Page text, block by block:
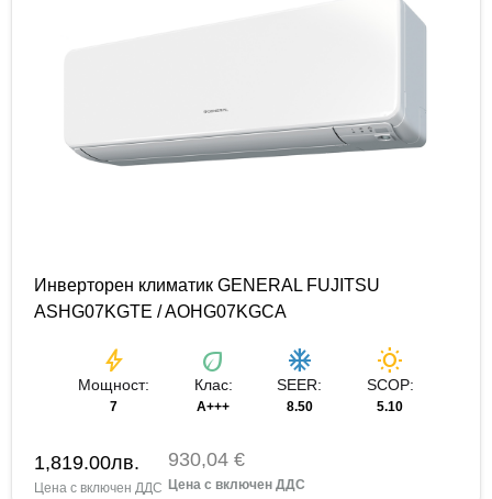
Инверторен климатик GENERAL FUJITSU
ASHG07KGTE / AOHG07KGCA
bolt
Мощност:
7
eco
Клас:
A+++
ac_unit
SEER:
8.50
wb_sunny
SCOP:
5.10
1,819.00лв. 930,04 €